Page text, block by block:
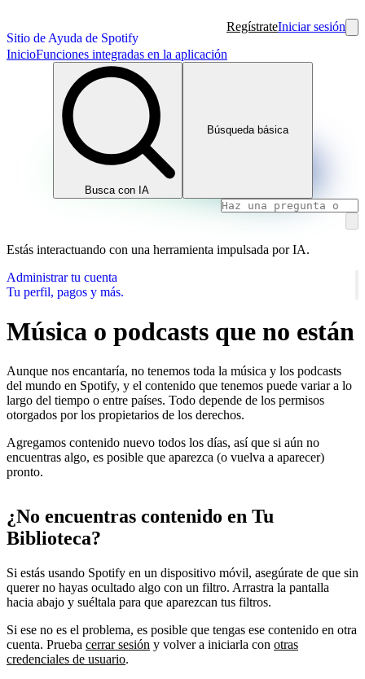
Sitio de Ayuda de Spotify
RegístrateIniciar sesión
InicioFunciones integradas en la aplicación
Busca con IA
Búsqueda básica
Estás interactuando con una herramienta impulsada por IA.
Administrar tu cuenta
Tu perfil, pagos y más.
Música o podcasts que no están
Aunque nos encantaría, no tenemos toda la música y los podcasts
del mundo en Spotify, y el contenido que tenemos puede variar a lo
largo del tiempo o entre países. Todo depende de los permisos
otorgados por los propietarios de los derechos.
Agregamos contenido nuevo todos los días, así que si aún no
encuentras algo, es posible que aparezca (o vuelva a aparecer)
pronto.
¿No encuentras contenido en Tu
Biblioteca?
Si estás usando Spotify en un dispositivo móvil, asegúrate de que sin
querer no hayas ocultado algo con un filtro. Arrastra la pantalla
hacia abajo y suéltala para que aparezcan tus filtros.
Si ese no es el problema, es posible que tengas ese contenido en otra
cuenta. Prueba cerrar sesión y volver a iniciarla con otras
credenciales de usuario.